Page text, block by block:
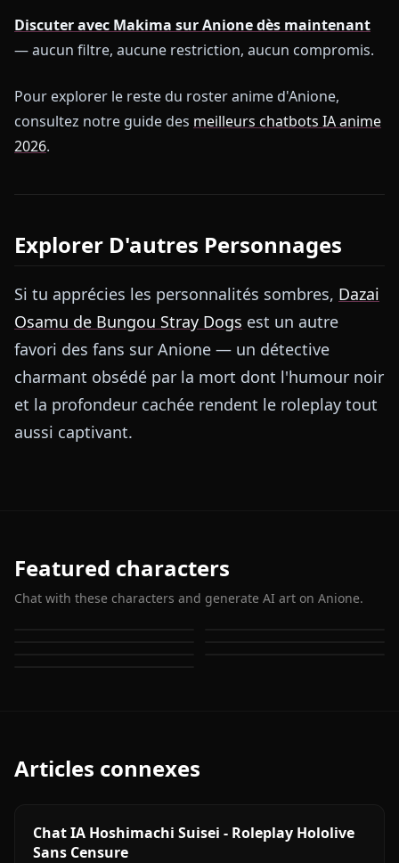
Discuter avec Makima sur Anione dès maintenant
— aucun filtre, aucune restriction, aucun compromis.
Pour explorer le reste du roster anime d'Anione,
consultez notre guide des meilleurs chatbots IA anime
2026.
Explorer D'autres Personnages
Si tu apprécies les personnalités sombres, Dazai
Osamu de Bungou Stray Dogs est un autre
favori des fans sur Anione — un détective
charmant obsédé par la mort dont l'humour noir
et la profondeur cachée rendent le roleplay tout
aussi captivant.
Featured characters
Chat with these characters and generate AI art on Anione.
Articles connexes
Chat IA Hoshimachi Suisei - Roleplay Hololive
Sans Censure